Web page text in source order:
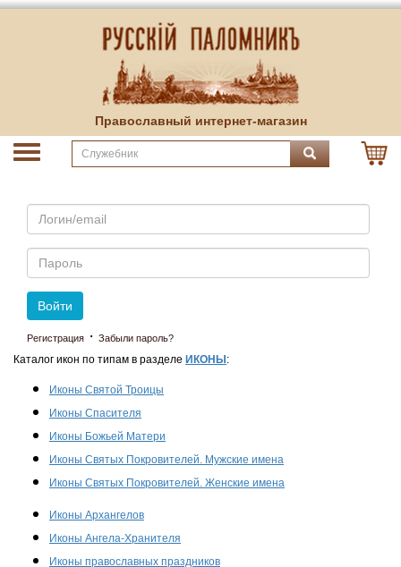
Православный интернет-магазин
Email
Пароль
Войти
Регистрация · Забыли пароль?
Каталог икон по типам в разделе ИКОНЫ :
Иконы Святой Троицы
Иконы Спасителя
Иконы Божьей Матери
Иконы Святых Покровителей. Мужские имена
Иконы Святых Покровителей. Женские имена
Иконы Архангелов
Иконы Ангела-Хранителя
Иконы православных праздников